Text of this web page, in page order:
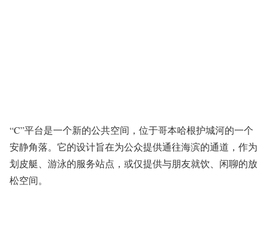
“C”平台是一个新的公共空间，位于哥本哈根护城河的一个
安静角落。它的设计旨在为公众提供通往海滨的通道，作为
划皮艇、游泳的服务站点，或仅提供与朋友就饮、闲聊的放
松空间。